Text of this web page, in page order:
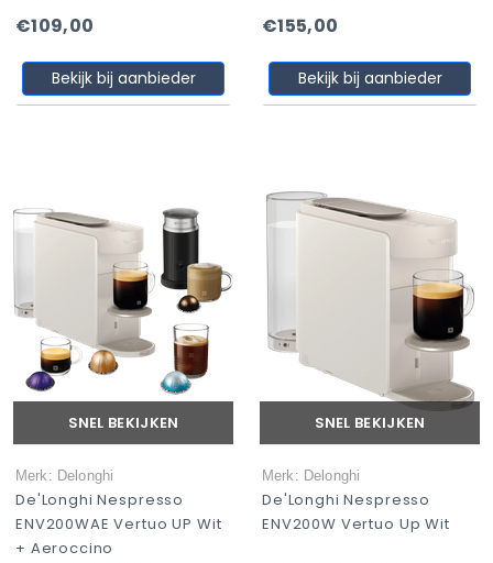
€109,00
Bekijk bij aanbieder
€155,00
Bekijk bij aanbieder
SNEL BEKIJKEN
Merk: Delonghi
De'Longhi Nespresso
ENV200WAE Vertuo UP Wit
+ Aeroccino
SNEL BEKIJKEN
Merk: Delonghi
De'Longhi Nespresso
ENV200W Vertuo Up Wit